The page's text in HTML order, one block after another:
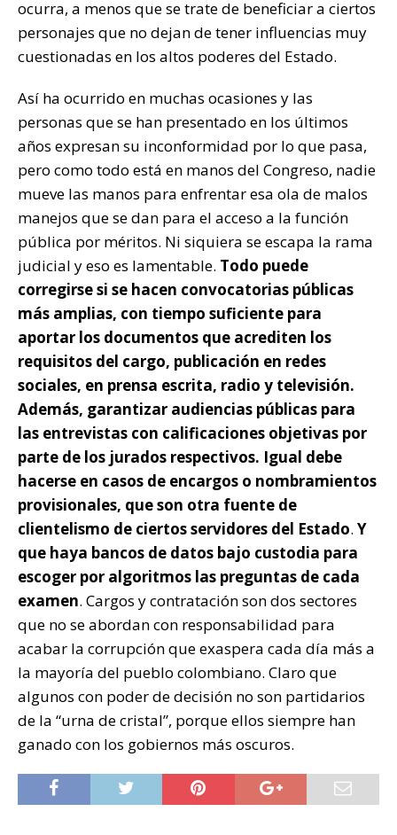
ocurra, a menos que se trate de beneficiar a ciertos
personajes que no dejan de tener influencias muy
cuestionadas en los altos poderes del Estado.
Así ha ocurrido en muchas ocasiones y las
personas que se han presentado en los últimos
años expresan su inconformidad por lo que pasa,
pero como todo está en manos del Congreso, nadie
mueve las manos para enfrentar esa ola de malos
manejos que se dan para el acceso a la función
pública por méritos. Ni siquiera se escapa la rama
judicial y eso es lamentable. Todo puede
corregirse si se hacen convocatorias públicas
más amplias, con tiempo suficiente para
aportar los documentos que acrediten los
requisitos del cargo, publicación en redes
sociales, en prensa escrita, radio y televisión.
Además, garantizar audiencias públicas para
las entrevistas con calificaciones objetivas por
parte de los jurados respectivos. Igual debe
hacerse en casos de encargos o nombramientos
provisionales, que son otra fuente de
clientelismo de ciertos servidores del Estado. Y
que haya bancos de datos bajo custodia para
escoger por algoritmos las preguntas de cada
examen. Cargos y contratación son dos sectores
que no se abordan con responsabilidad para
acabar la corrupción que exaspera cada día más a
la mayoría del pueblo colombiano. Claro que
algunos con poder de decisión no son partidarios
de la “urna de cristal”, porque ellos siempre han
ganado con los gobiernos más oscuros.